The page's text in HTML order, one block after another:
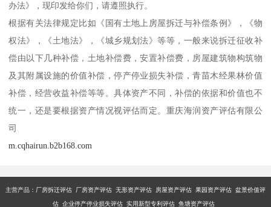
办法》，现印发给你们，请遵照执行。
根据有关法律规定比如《国有土地上房屋拆迁与补偿条例》，《物
权法》，《土地法》，《城乡规划法》等等，一般来说拆迁征收补
偿由以下几种补偿，土地补偿费，安置补偿费，房屋建筑物构筑物
及其附属设施的价值补偿，停产停业损失补偿，青苗木经果林价值
补偿，经营收益补偿等等。具体资产不同，补偿的依据和价值也不
统一，还是要根据资产情况视评估而定。重庆海润资产评估有限公
司
m.cqhairun.b2b168.com
主营产品：厂房拆迁评估 厂房资产评估 无形资产评估 房屋资产评估 果园资产评估 盆景价值评
估 企业停产停业损失评估 实用新型专利评估 鱼塘资产评估